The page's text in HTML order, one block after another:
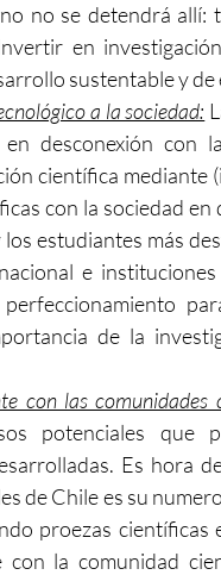
no se detendrá allí:
en
sustentable y de
a la sociedad:
desconexión con
científica mediante
con la sociedad
estudiantes más
e
de la
con las
potenciales que
Es hora
de Chile es su
proezas
con la comunidad